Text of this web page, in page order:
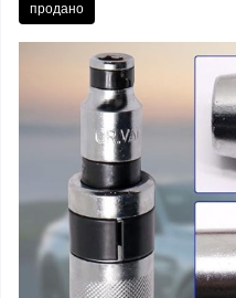
продано